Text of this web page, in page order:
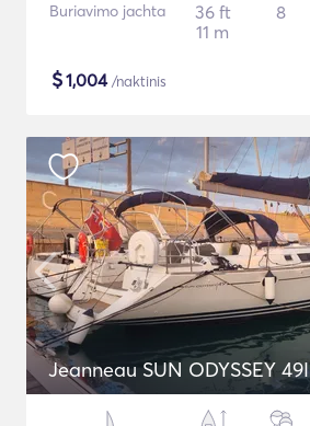
Buriavimo jachta
36 ft
11 m
8
$1,004/naktinis
Jeanneau SUN ODYSSEY 49I